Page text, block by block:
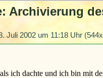
Archivierung
Juli 2002 um 11:18 Uhr
ich dachte und ich bin mit